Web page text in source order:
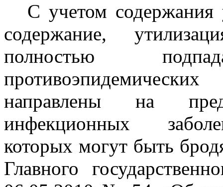
С учетом содержания
содержание,
полностью
направлены на
инфекционных
которых могут быть
Главного